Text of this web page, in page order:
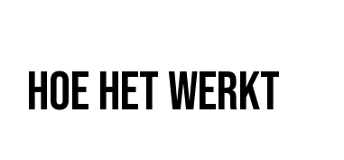
HOE HET WERKT